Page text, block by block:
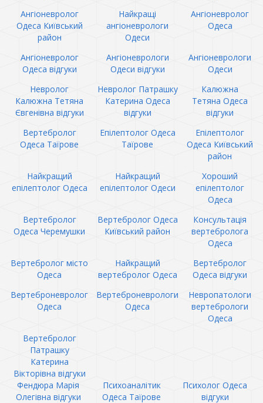
Ангіоневролог
Одеса Київський
район
Найкращі
ангіоневрологи
Одеси
Ангіоневролог
Одеса
Ангіоневролог
Одеса відгуки
Ангіоневрологи
Одеси відгуки
Ангіоневрологи
Одеси
Невролог
Калюжна Тетяна
Євгенівна відгуки
Невролог Патрашку
Катерина Одеса
відгуки
Калюжна
Тетяна Одеса
відгуки
Вертебролог
Одеса Таїрове
Епілептолог Одеса
Таїрове
Епілептолог
Одеса Київський
район
Найкращий
епілептолог Одеса
Найкращий
епілептолог Одеси
Хороший
епілептолог
Одеса
Вертебролог
Одеса Черемушки
Вертебролог Одеса
Київський район
Консультація
вертебролога
Одеса
Вертебролог місто
Одеса
Найкращий
вертебролог Одеса
Вертебролог
Одеса відгуки
Вертеброневролог
Одеса
Вертеброневрологи
Одеса
Невропатологи
вертебрологи
Одеса
Вертебролог
Патрашку
Катерина
Вікторівна відгуки
Фендюра Марія
Олегівна відгуки
Психоаналітик
Одеса Таїрове
Психолог Одеса
відгуки